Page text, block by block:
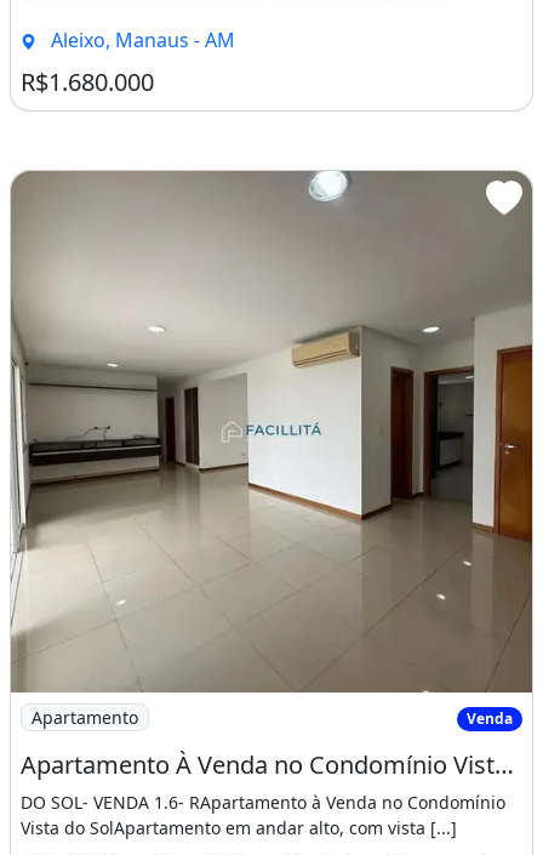
Aleixo, Manaus - AM
R$1.680.000
Imagem: Apartamento À Venda no Condomínio Vista
Apartamento Venda
Apartamento À Venda no Condomínio Vista do Sol Andar Alto e Vista Privilegiada-Manaus/Am
DO SOL- VENDA 1.6- RApartamento à Venda no Condomínio
Vista do SolApartamento em andar alto, com vista [...]